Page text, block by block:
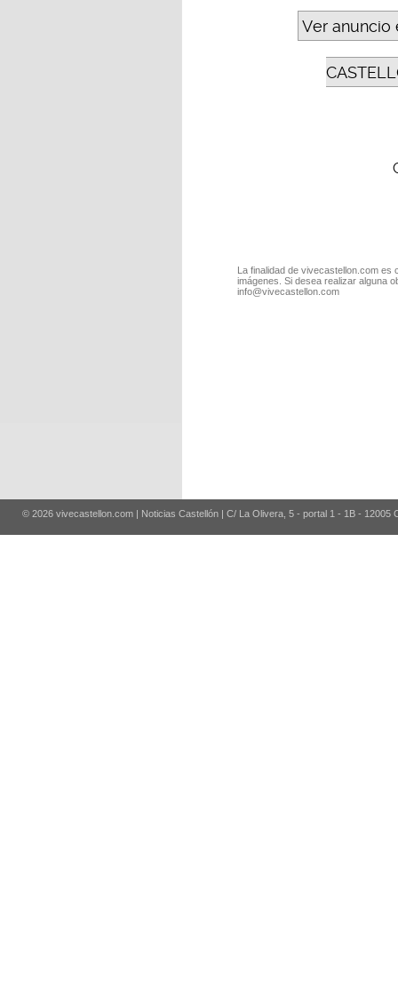
Ver anuncio
La finalidad de vivecastellon.com
imágenes. Si desea realizar alguna
info@vivecastellon.com
© 2026 vivecastellon.com | Noticias Castellón | C/ La Olivera, 5 - portal 1 - 1B - 12005